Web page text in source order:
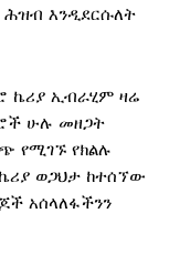
እንዲደርሱለት
ኬሪያ ኢብራሂም ዛሬ
ሁሉ መዘጋት
የሚገኙ የክልሉ
ኬሪያ ወጋህታ ከተሰኘው
አሰላለፋችንን